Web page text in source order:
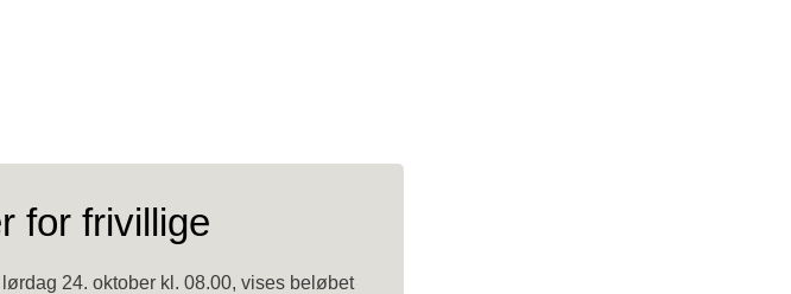
for frivillige
24. oktober kl. 08.00, vises beløbet